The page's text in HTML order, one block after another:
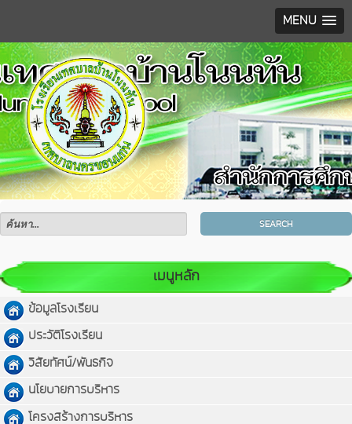
MENU
SEARCH
เมนูหลัก
ข้อมูลโรงเรียน
ประวัติโรงเรียน
วิสัยทัศน์/พันธกิจ
นโยบายการบริหาร
โครงสร้างการบริหาร